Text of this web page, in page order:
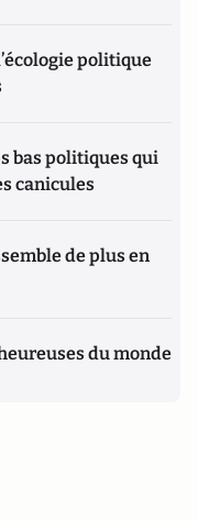
politique
bas politiques qui
canicules
de plus en
du monde